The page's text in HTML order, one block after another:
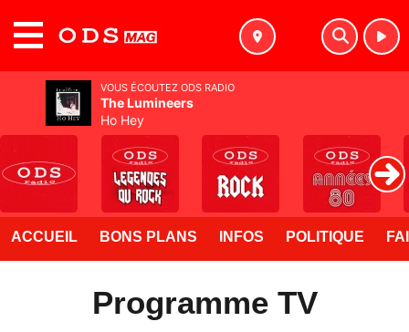
ACCUEIL BONS PLANS INFOS POLITIQUE
Programme TV
VOUS ÉCOUTEZ ODS RADIO
The Lumineers
Ho Hey